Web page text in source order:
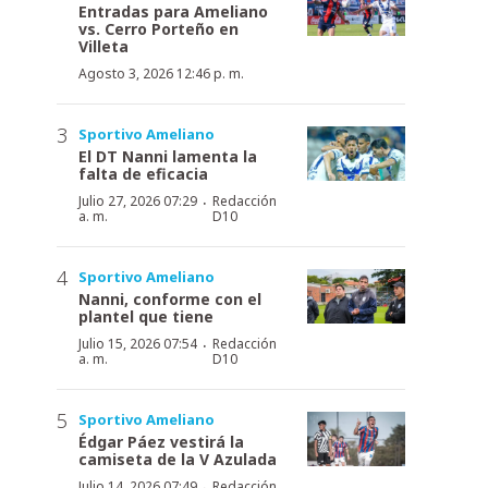
Entradas para Ameliano
vs. Cerro Porteño en
Villeta
Agosto 3, 2026 12:46 p. m.
Sportivo Ameliano
El DT Nanni lamenta la
falta de eficacia
Julio 27, 2026 07:29
a. m.
·Redacción
D10
Sportivo Ameliano
Nanni, conforme con el
plantel que tiene
Julio 15, 2026 07:54
a. m.
·Redacción
D10
Sportivo Ameliano
Édgar Páez vestirá la
camiseta de la V Azulada